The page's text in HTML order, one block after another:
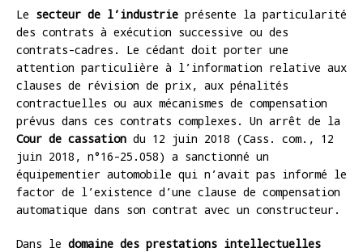
Le secteur de l’industrie présente la particularité
des contrats à exécution successive ou des
contrats-cadres. Le cédant doit porter une
attention particulière à l’information relative aux
clauses de révision de prix, aux pénalités
contractuelles ou aux mécanismes de compensation
prévus dans ces contrats complexes. Un arrêt de la
Cour de cassation du 12 juin 2018 (Cass. com., 12
juin 2018, n°16-25.058) a sanctionné un
équipementier automobile qui n’avait pas informé le
factor de l’existence d’une clause de compensation
automatique dans son contrat avec un constructeur.
Dans le domaine des prestations intellectuelles